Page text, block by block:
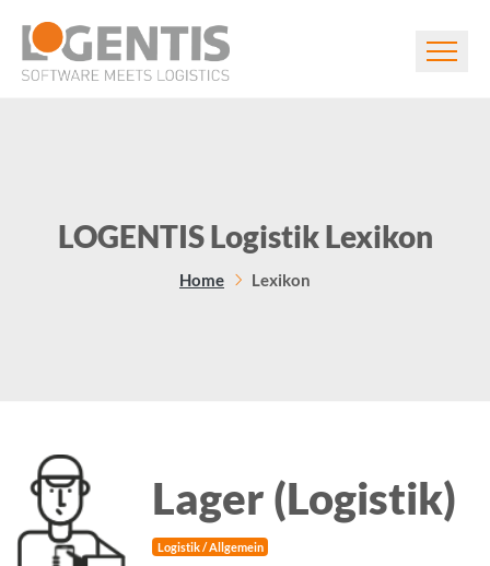
LOGENTIS Logistik Lexikon
Home Lexikon
Lager (Logistik)
Logistik / Allgemein